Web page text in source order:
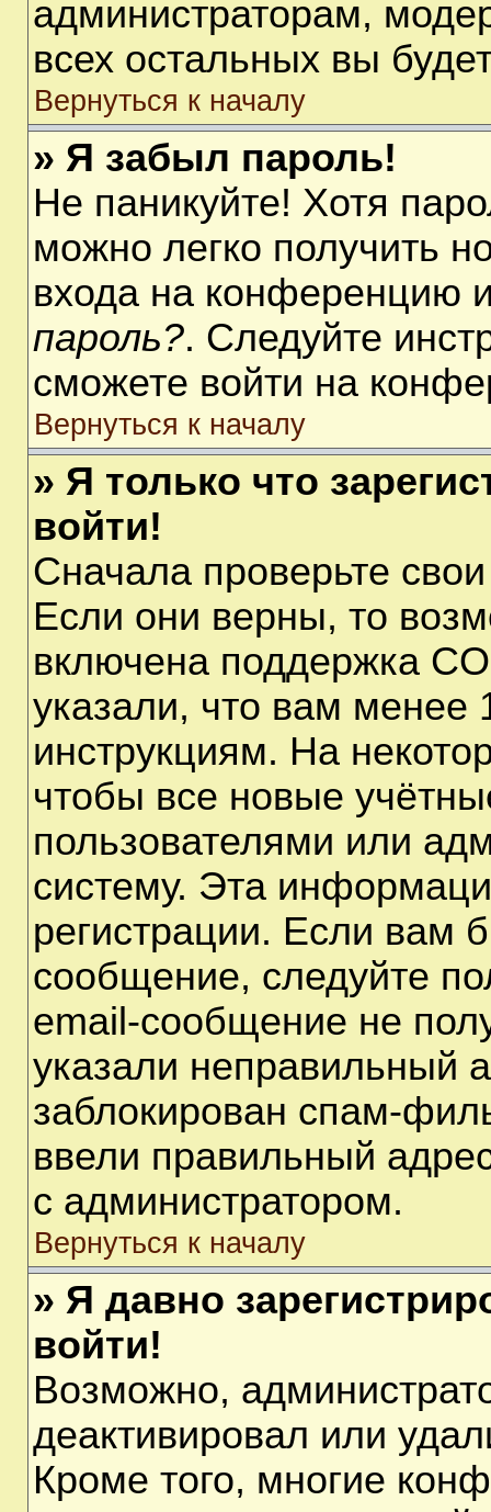
администраторам,
всех остальных вы
Вернуться к началу
» Я забыл пароль!
Не паникуйте! Хотя
можно легко получить
входа на конференцию
пароль?. Следуйте
сможете войти на
Вернуться к началу
» Я только что
войти!
Сначала проверьте
Если они верны, то
включена поддержка
указали, что вам менее
инструкциям. На
чтобы все новые
пользователями или
систему. Эта
регистрации. Если вам
сообщение, следуйте
email-сообщение не
указали неправильный
заблокирован спам-
ввели правильный
с администратором.
Вернуться к началу
» Я давно
войти!
Возможно,
деактивировал или
Кроме того, многие